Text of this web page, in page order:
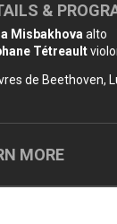
&
Misbakhova alto
Tétreault
de Beethoven,
MORE